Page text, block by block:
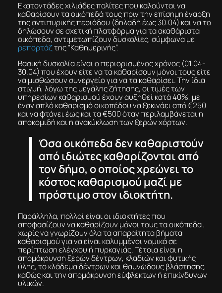
Εκατοντάδες χιλιάδες πολίτες που καλούνται να
καθαρίσουν τα οικόπεδά τους πριν την επίσημη έναρξη
της αντιπυρικής περιόδου (δηλαδή έως 30.04) και να το
δηλώσουν σε σχετική πλατφόρμα για τα ακαθάριστα
οικόπεδα, αντιμετωπίζουν δυσκολίες, σύμφωνα με
ρεπορτάζτης “Καθημερινής”.
Βασική δυσκολία είναι ο περιορισμένος χρόνος (01.04-
30.04) που έχουν είτε να τα καθαρίσουν μόνοι τους είτε
να μισθώσουν συνεργείο για να τα καθαρίσει. Την ίδια
στιγμή, λόγω της μεγάλης ζήτησης, οι τιμές των
υπηρεσίων καθαρισμού έχουν αυξηθεί κατά 40%, με
έναν απλό καθαρισμό οικοπέδου να ξεκινάει από €250
και να φτάνει έως και τα €500 όταν περιλαμβάνεται η
αποκομιδή και η ανακύκλωση των ξερών χόρτων.
Όσα οικόπεδα δεν καθαριστούν
από ιδιώτες καθαρίζονται από
τον δήμο, ο οποίος χρεώνει το
κόστος καθαρισμού μαζί με
πρόστιμο στον ιδιοκτήτη.
Παράλληλα, πολλοί είναι οι ιδιοκτήτες που
αποφασίζουν να καθαρίζουν μόνοι τους τα οικόπεδα ,
χωρίς να γνωρίζουν όλα τα απαραίτητα βήματα
καθαρισμού για να είναι καλυμμένοι νομικά σε
περίπτωση ελέγχου ή πυρκαγιάς. Τέτοια είναι η
απομάκρυνση ξερών δέντρων, κλαδιών και φυτικής
ύλης, το κλάδεμα δέντρων και θαμνώδους βλάστησης,
καθώς και την απομάκρυνση εύφλεκτων ή επικίνδυνων
υλικών.